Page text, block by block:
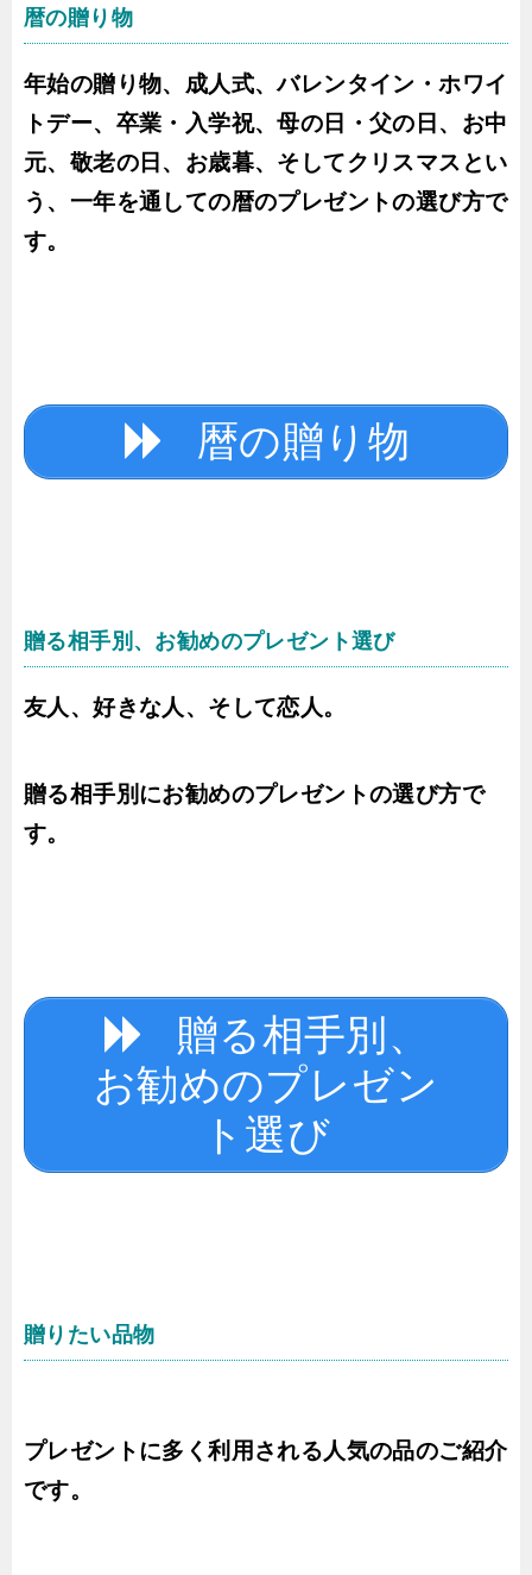
暦の贈り物
年始の贈り物、成人式、バレンタイン・ホワイ
トデー、卒業・入学祝、母の日・父の日、お中
元、敬老の日、お歳暮、そしてクリスマスとい
う、一年を通しての暦のプレゼントの選び方で
す。
暦の贈り物
贈る相手別、お勧めのプレゼント選び
友人、好きな人、そして恋人。
贈る相手別にお勧めのプレゼントの選び方で
す。
贈る相手別、
お勧めのプレゼン
ト選び
贈りたい品物
プレゼントに多く利用される人気の品のご紹介
です。